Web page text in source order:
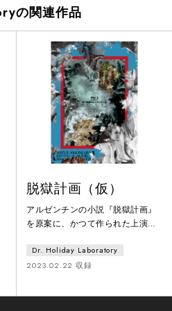
の関連作品
脱獄計画（仮）
アルゼンチンの小説『脱獄計画』
を原案に、かつて作られた上演に
ュアーであるロビンは、上演で何
が起こったのかを探っていくはず
者」による再現に巻き込まれてい
Dr. Holiday Laboratory
2023.02.22 収録